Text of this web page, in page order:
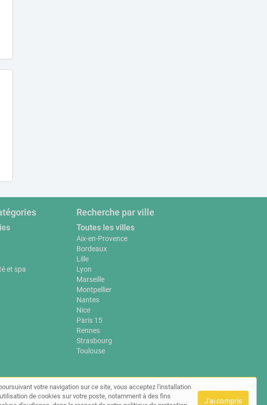
et spa
Recherche par ville
Toutes les villes
Aix-en-Provence
Bordeaux
Lille
Lyon
Marseille
Montpellier
Nantes
Nice
Paris 15
Rennes
Strasbourg
Toulouse
|Contact
votre navigation sur ce site, vous acceptez l'installation
de cookies sur votre poste, notamment à des fins
J'ai compris